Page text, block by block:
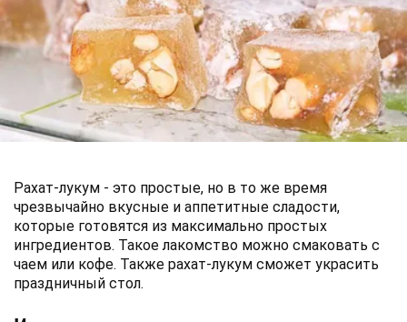
Рахат-лукум - это простые, но в то же время
чрезвычайно вкусные и аппетитные сладости,
которые готовятся из максимально простых
ингредиентов. Такое лакомство можно смаковать с
чаем или кофе. Также рахат-лукум сможет украсить
праздничный стол.